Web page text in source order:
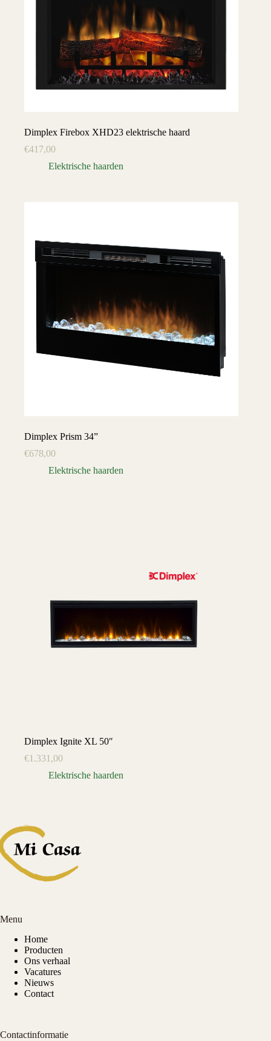
Dimplex Firebox XHD23 elektrische haard
€417,00
Elektrische haarden
Dimplex Prism 34”
€678,00
Elektrische haarden
Dimplex Ignite XL 50″
€1.331,00
Elektrische haarden
Menu
Home
Producten
Ons verhaal
Vacatures
Nieuws
Contact
Contactinformatie